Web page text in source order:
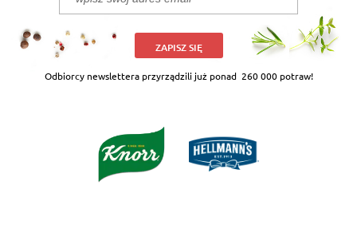
ZAPISZ SIĘ
Odbiorcy newslettera przyrządzili już ponad 260 000 potraw!